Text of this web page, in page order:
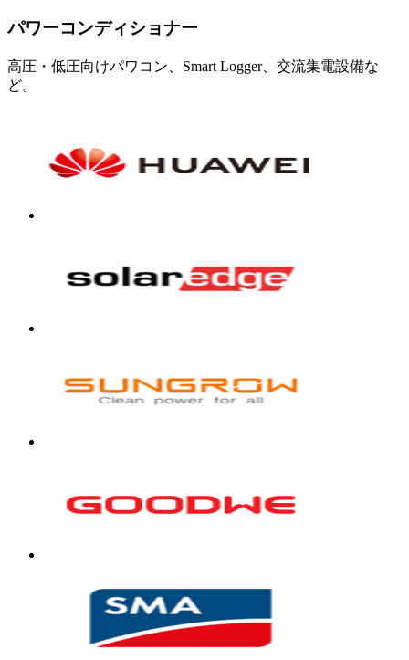
パワーコンディショナー
高圧・低圧向けパワコン、Smart Logger、交流集電設備な
ど。